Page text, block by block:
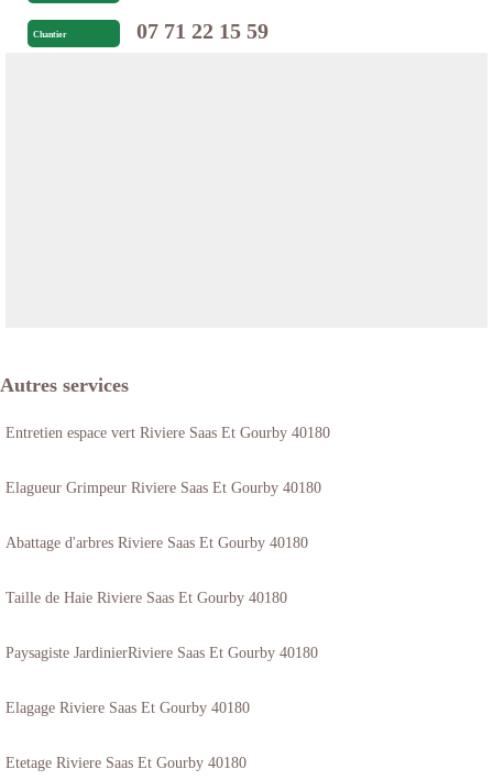
Chantier 07 71 22 15 59
Autres services
Entretien espace vert Riviere Saas Et Gourby 40180
Elagueur Grimpeur Riviere Saas Et Gourby 40180
Abattage d'arbres Riviere Saas Et Gourby 40180
Taille de Haie Riviere Saas Et Gourby 40180
Paysagiste JardinierRiviere Saas Et Gourby 40180
Elagage Riviere Saas Et Gourby 40180
Etetage Riviere Saas Et Gourby 40180